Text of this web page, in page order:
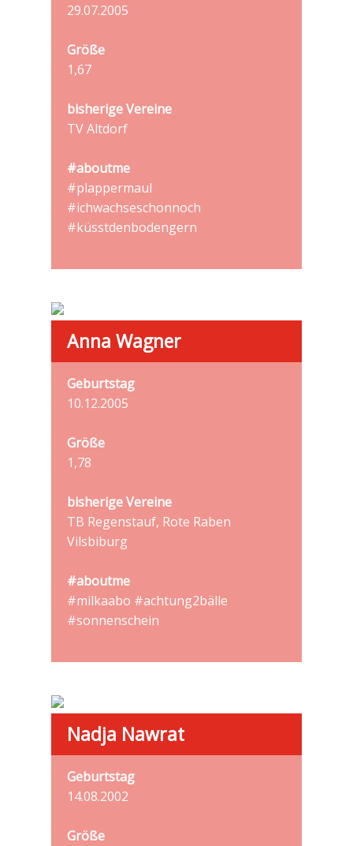
29.07.2005
Größe
1,67
bisherige Vereine
TV Altdorf
#aboutme
#plappermaul
#ichwachseschonnoch
#küsstdenbodengern
Anna Wagner
Geburtstag
10.12.2005
Größe
1,78
bisherige Vereine
TB Regenstauf, Rote Raben
Vilsbiburg
#aboutme
#milkaabo #achtung2bälle
#sonnenschein
Nadja Nawrat
Geburtstag
14.08.2002
Größe